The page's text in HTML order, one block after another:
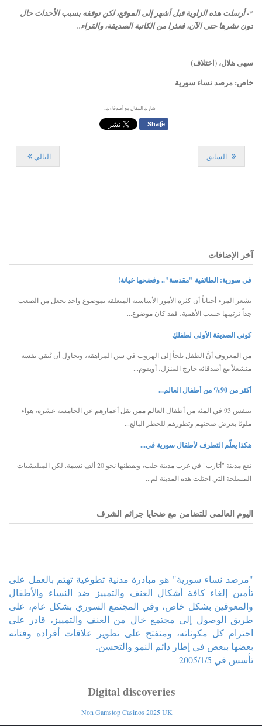
*- أرسلت هذه الزاوية قبل أشهر إلى الموقع، لكن توقفه بسبب الأحداث حال
دون نشرها حتى الآن، فعذرا من الكاتبة الصديقة، والقراء..
سهى هلال، (اختلاف)
خاص: مرصد نساء سورية
شارك المقال مع أصدقاءك..
f
Share
السابق التالي
آخر الإضافات
في سورية: الطائفية "مقدسة".. وفضحها خيانة!
يشعر المرء أحياناً أن كثرة الأمور الأساسية المتعلقة بموضوع واحد تجعل من الصعب
جداً ترتيبها حسب الأهمية، فقد كان موضوع...
كوني الصديقة الأولى لطفلكِ
من المعروف أنَّ الطفل يلجأ إلى الهروب في سن المراهقة، ويحاول أن يُبقي نفسه
منشغلاً مع أصدقائه خارج المنزل، أويقوم...
أكثر من 90% من أطفال العالم...
يتنفس 93 في المئة من أطفال العالم ممن تقل أعمارهم عن الخامسة عشرة، هواء
ملوثا يعرض صحتهم وتطورهم للخطر البالغ...
هكذا يعلّم التطرف لأطفال سورية في...
تقع مدينة "أتارب" في غرب مدينة حلب، ويقطنها نحو 20 ألف نسمة. لكن الميليشيات
المسلحة التي احتلت هذه المدينة لم...
اليوم العالمي للتضامن مع ضحايا جرائم الشرف
"مرصد نساء سورية" هو مبادرة مدنية تطوعية تهتم بالعمل على
تأمين إلغاء كافة أشكال العنف والتمييز ضد النساء والأطفال
والمعوقين بشكل خاص، وفي المجتمع السوري بشكل عام، على
طريق الوصول إلى مجتمع خال من العنف والتمييز، قادر على
احترام كل مكوناته، ومنفتح على تطوير علاقات أفراده وفئاته
بعضها ببعض في إطار دائم النمو والتحسن.
تأسس في 2005/1/5
Digital discoveries
Non Gamstop Casinos 2025 UK